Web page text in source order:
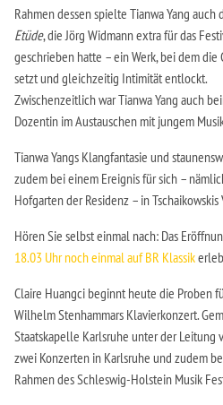
Rahmen dessen spielte Tianwa Yang
Etüde, die Jörg Widmann extra für das
geschrieben hatte – ein Werk, bei dem
setzt und gleichzeitig Intimität entlockt.
Zwischenzeitlich war Tianwa Yang auch
Dozentin im Austauschen mit jungem
Tianwa Yangs Klangfantasie und
zudem bei einem Ereignis für sich –
Hofgarten der Residenz – in
Hören Sie selbst einmal nach: Das
18.03 Uhr noch einmal auf BR Klassik
Claire Huangci beginnt heute die Proben
Wilhelm Stenhammars Klavierkonzert.
Staatskapelle Karlsruhe unter der Leitung
zwei Konzerten in Karlsruhe und zudem
Rahmen des Schleswig-Holstein Musik